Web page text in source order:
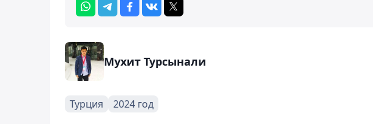
Мухит Турсынали
Турция 2024 год